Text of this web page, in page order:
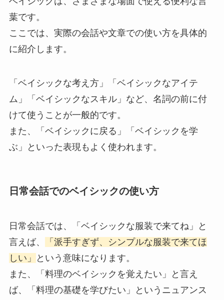
葉です。
ここでは、実際の会話や文章での使い方を具体的
に紹介します。
「ベイシックな考え方」「ベイシックなアイテ
ム」「ベイシックなスキル」など、名詞の前に付
けて使うことが一般的です。
また、「ベイシックに戻る」「ベイシックを学
ぶ」といった表現もよく使われます。
日常会話でのベイシックの使い方
日常会話では、「ベイシックな服装で来てね」と
言えば、
「派手すぎず、シンプルな服装で来てほ
しい」
という意味になります。
また、「料理のベイシックを覚えたい」と言え
ば、「料理の基礎を学びたい」というニュアンス